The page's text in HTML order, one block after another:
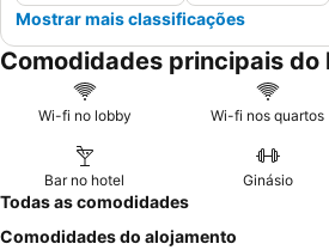
Mostrar mais classificações
Comodidades principais do
Wi-fi no lobby Wi-fi nos quartos
Bar no hotel Ginásio
Todas as comodidades
Comodidades do alojamento